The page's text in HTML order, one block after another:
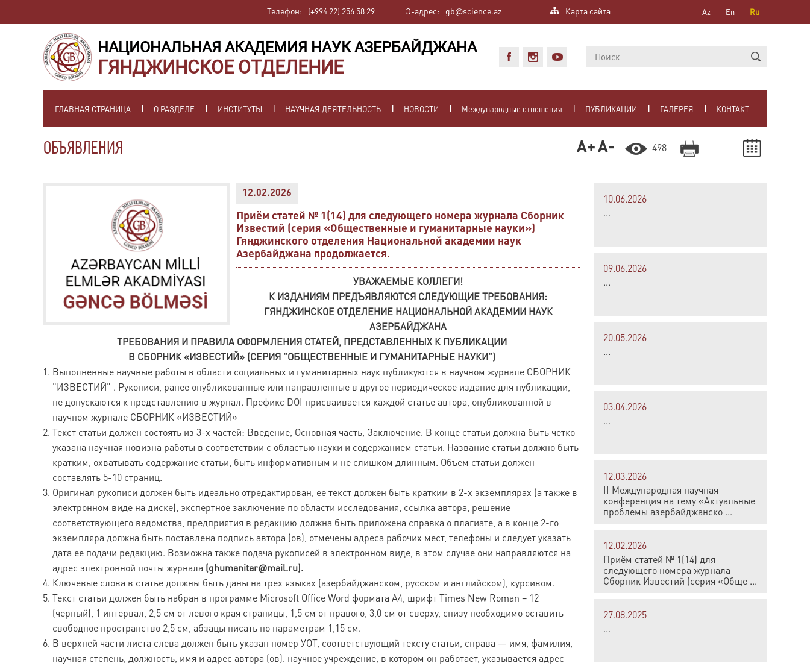
Az En Ru
Карта сайта
Э-адрес: gb@science.az
Телефон: (+994 22) 256 58 29
НАЦИОНАЛЬНАЯ АКАДЕМИЯ НАУК АЗЕРБАЙДЖАНА
ГЯНДЖИНСКОЕ ОТДЕЛЕНИЕ
ГЛАВНАЯ СТРАНИЦА О РАЗДЕЛЕ ИНСТИТУТЫ НАУЧНАЯ ДЕЯТЕЛЬНОСТЬ НОВОСТИ Международные отношения ПУБЛИКАЦИИ ГАЛЕРЕЯ КОНТАКТ
ОБЪЯВЛЕНИЯ A+A- 498
12.02.2026
Приём статей № 1(14) для следующего номера журнала Сборник
Известий (серия «Общественные и гуманитарные науки»)
Гянджинского отделения Национальной академии наук
Азербайджана продолжается.
УВАЖАЕМЫЕ КОЛЛЕГИ!
К ИЗДАНИЯМ ПРЕДЪЯВЛЯЮТСЯ СЛЕДУЮЩИЕ ТРЕБОВАНИЯ:
ГЯНДЖИНСКОЕ ОТДЕЛЕНИЕ НАЦИОНАЛЬНОЙ АКАДЕМИИ НАУК
АЗЕРБАЙДЖАНА
ТРЕБОВАНИЯ И ПРАВИЛА ОФОРМЛЕНИЯ СТАТЕЙ, ПРЕДСТАВЛЕННЫХ К ПУБЛИКАЦИИ
В СБОРНИК «ИЗВЕСТИЙ» (СЕРИЯ "ОБЩЕСТВЕННЫЕ И ГУМАНИТАРНЫЕ НАУКИ")
Выполненные научные работы в области социальных и гуманитарных наук публикуются в научном журнале СБОРНИК
"ИЗВЕСТИЙ" . Рукописи, ранее опубликованные или направленные в другое периодическое издание для публикации,
не допускаются к представлению в журнал. Префикс DOI присваивается каждой статье автора, опубликованной в
научном журнале СБОРНИК «ИЗВЕСТИЙ»
Текст статьи должен состоять из 3-х частей: Введение, Основная часть, Заключение. В конце статьи должна быть четко
указана научная новизна работы в соответствии с областью науки и содержанием статьи. Название статьи должно быть
кратким, охватывать содержание статьи, быть информативным и не слишком длинным. Объем статьи должен
составлять 5-10 страниц.
Оригинал рукописи должен быть идеально отредактирован, ее текст должен быть кратким в 2-х экземплярах (а также в
электронном виде на диске), экспертное заключение по области исследования, ссылка автора, решение
соответствующего ведомства, предприятия в редакцию должна быть приложена справка о плагиате, а в конце 2-го
экземпляра должна быть поставлена подпись автора (ов), отмечены адреса рабочих мест, телефоны и следует указать
дата ее подачи редакцию. Возможна также подача рукописей в электронном виде, в этом случае они направляются на
адрес электронной почты журнала (ghumanitar@mail.ru).
Ключевые слова в статье должны быть даны на трех языках (азербайджанском, русском и английском), курсивом.
Текст статьи должен быть набран в программе Microsoft Office Word формата А4, шрифт Times New Roman – 12
(черный), 1 интервал, 2,5 см от левого края страницы, 1,5 см от правого, 3,0 см от сверху, снизу необходимо оставить
свободное пространство 2,5 см, абзацы писать по параметрам 1,15 см.
В верхней части листа слева должен быть указан номер УОТ, соответствующий тексту статьи, справа — имя, фамилия,
научная степень, должность, имя и адрес автора (ов). научное учреждение, в котором он работает, указывается адрес
10.06.2026
...
09.06.2026
...
20.05.2026
...
03.04.2026
...
12.03.2026
II Международная научная
конференция на тему «Актуальные
проблемы азербайджанско ...
12.02.2026
Приём статей № 1(14) для
следующего номера журнала
Сборник Известий (серия «Обще ...
27.08.2025
...